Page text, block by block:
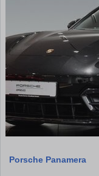
Porsche Panamera